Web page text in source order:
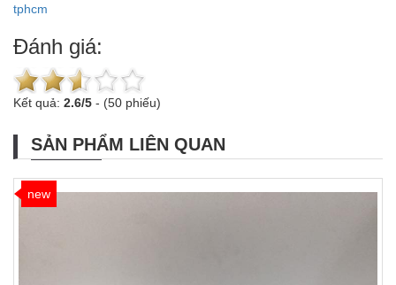
tphcm
Đánh giá:
Kết quả: 2.6/5 - (50 phiếu)
SẢN PHẨM LIÊN QUAN
new